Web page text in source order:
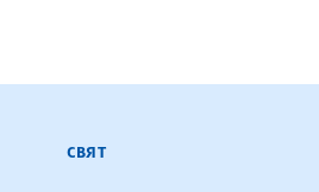
АГЕНЦИЯ
СВЯТ